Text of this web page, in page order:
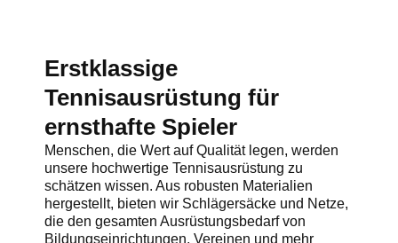
Erstklassige
Tennisausrüstung für
ernsthafte Spieler
Menschen, die Wert auf Qualität legen, werden
unsere hochwertige Tennisausrüstung zu
schätzen wissen. Aus robusten Materialien
hergestellt, bieten wir Schlägersäcke und Netze,
die den gesamten Ausrüstungsbedarf von
Bildungseinrichtungen, Vereinen und mehr